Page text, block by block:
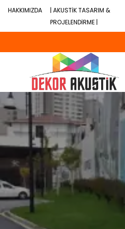
HAKKIMIZDA
| AKUSTİK TASARIM &
PROJELENDİRME |